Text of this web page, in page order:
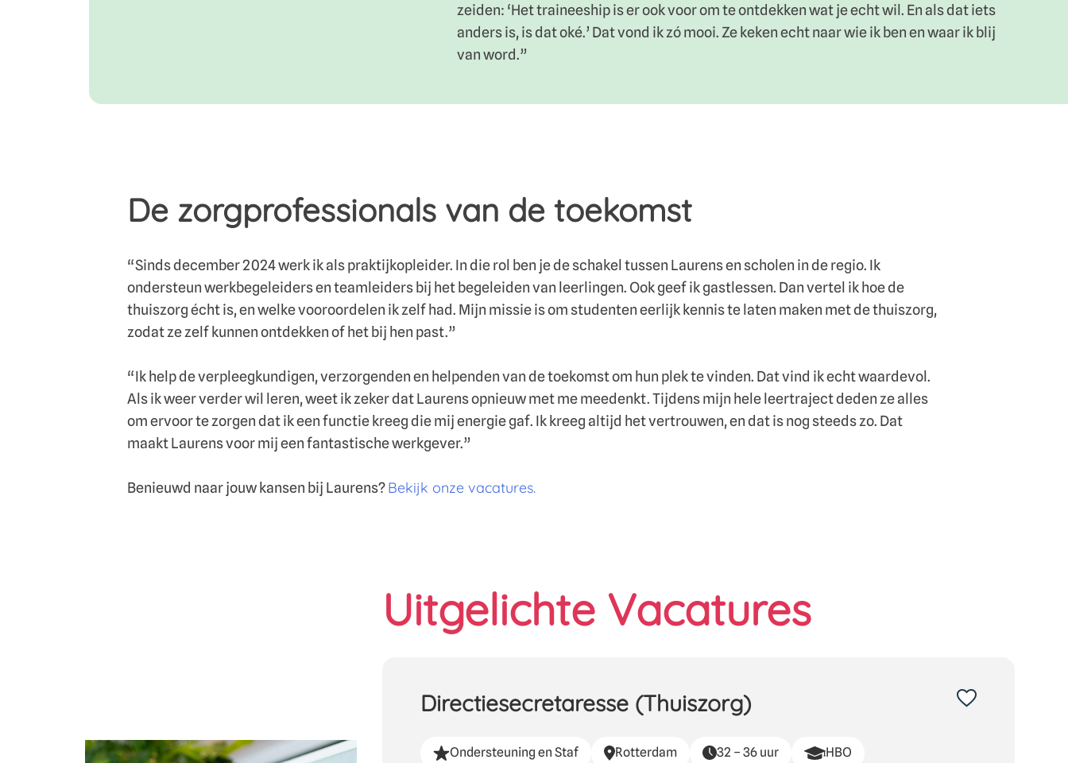
zeiden: ‘Het traineeship is er ook voor om te ontdekken wat je echt wil. En als dat iets
anders is, is dat oké.’ Dat vond ik zó mooi. Ze keken echt naar wie ik ben en waar ik blij
van word.”
De zorgprofessionals van de toekomst
“Sinds december 2024 werk ik als praktijkopleider. In die rol ben je de schakel tussen Laurens en scholen in de regio. Ik
ondersteun werkbegeleiders en teamleiders bij het begeleiden van leerlingen. Ook geef ik gastlessen. Dan vertel ik hoe de
thuiszorg écht is, en welke vooroordelen ik zelf had. Mijn missie is om studenten eerlijk kennis te laten maken met de thuiszorg,
zodat ze zelf kunnen ontdekken of het bij hen past.”
“Ik help de verpleegkundigen, verzorgenden en helpenden van de toekomst om hun plek te vinden. Dat vind ik echt waardevol.
Als ik weer verder wil leren, weet ik zeker dat Laurens opnieuw met me meedenkt. Tijdens mijn hele leertraject deden ze alles
om ervoor te zorgen dat ik een functie kreeg die mij energie gaf. Ik kreeg altijd het vertrouwen, en dat is nog steeds zo. Dat
maakt Laurens voor mij een fantastische werkgever.”
Benieuwd naar jouw kansen bij Laurens?Bekijk onze vacatures.
Uitgelichte Vacatures
Directiesecretaresse (Thuiszorg)
Ondersteuning en Staf Rotterdam 32 – 36 uur HBO